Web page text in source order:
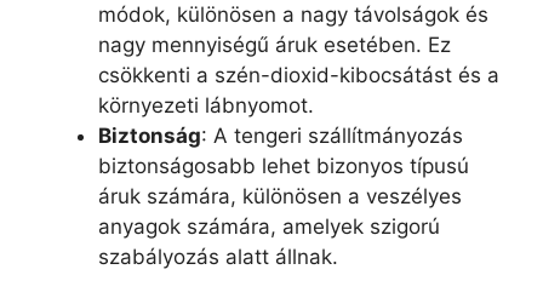
módok, különösen a nagy távolságok és
nagy mennyiségű áruk esetében. Ez
csökkenti a szén-dioxid-kibocsátást és a
környezeti lábnyomot.
Biztonság: A tengeri szállítmányozás
biztonságosabb lehet bizonyos típusú
áruk számára, különösen a veszélyes
anyagok számára, amelyek szigorú
szabályozás alatt állnak.